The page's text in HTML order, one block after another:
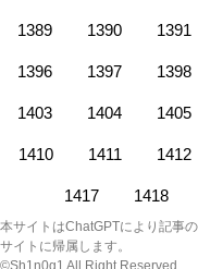
1389 1390 1391
1396 1397 1398
1403 1404 1405
1410 1411 1412
1417 1418
本サイトはChatGPTにより記事
サイトに帰属します。